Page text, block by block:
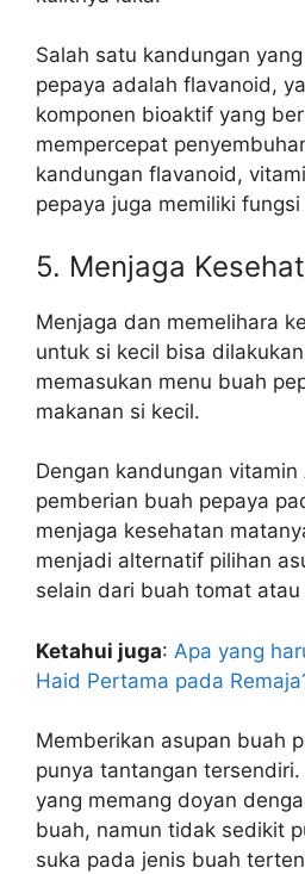
Salah satu kandungan
pepaya adalah flavanoid,
komponen bioaktif yang
mempercepat
kandungan flavanoid,
pepaya juga memiliki
5. Menjaga
Menjaga dan memelihara
untuk si kecil bisa
memasukan menu buah
makanan si kecil.
Dengan kandungan
pemberian buah pepaya
menjaga kesehatan
menjadi alternatif pilihan
selain dari buah tomat
Ketahui juga: Apa yang
Haid Pertama pada
Memberikan asupan buah
punya tantangan
yang memang doyan
buah, namun tidak sedikit
suka pada jenis buah